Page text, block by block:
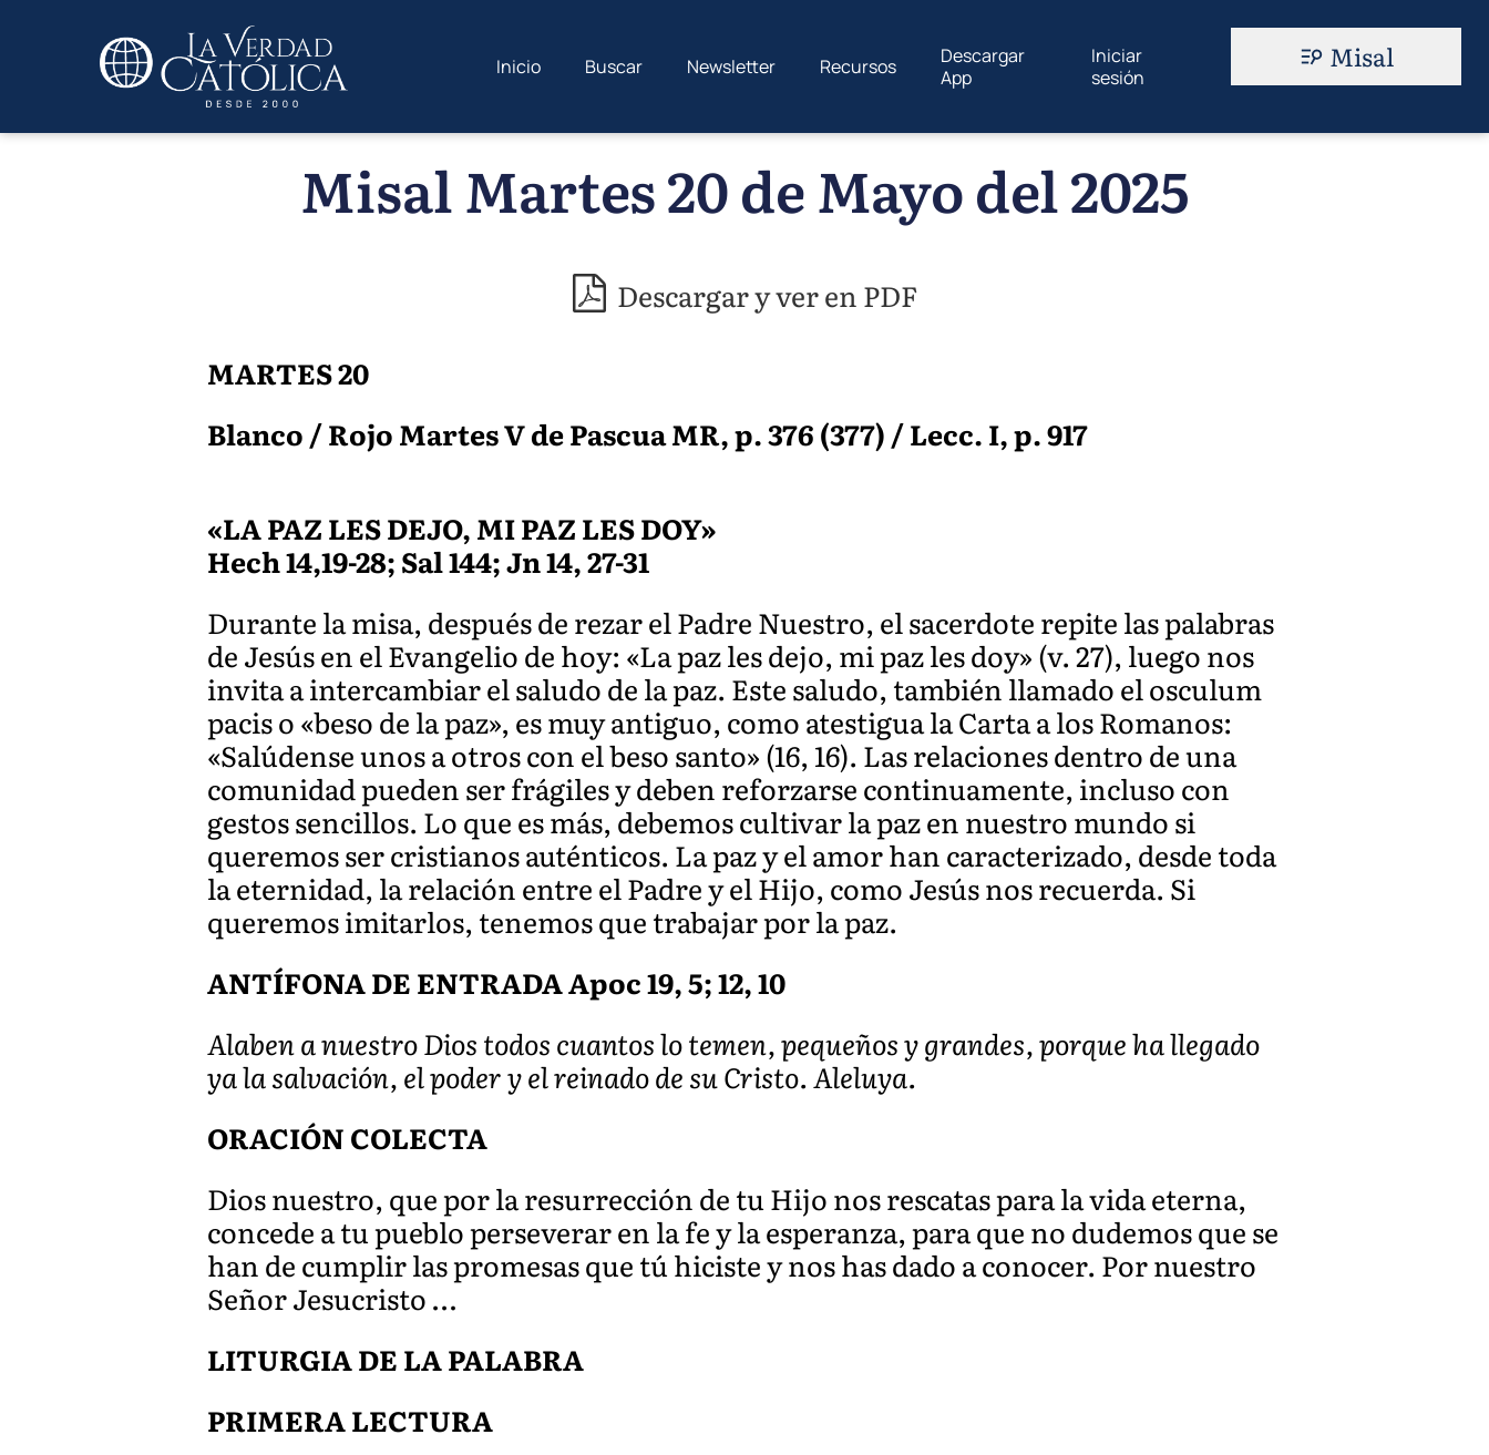
Inicio Buscar Newsletter Recursos
Descargar
App
Iniciar
sesión
Misal
Misal Martes 20 de Mayo del 2025
Descargar y ver en PDF
MARTES 20
Blanco / Rojo Martes V de Pascua MR, p. 376 (377) / Lecc. I, p. 917
«LA PAZ LES DEJO, MI PAZ LES DOY»
Hech 14,19-28; Sal 144; Jn 14, 27-31
Durante la misa, después de rezar el Padre Nuestro, el sacerdote repite las palabras
de Jesús en el Evangelio de hoy: «La paz les dejo, mi paz les doy» (v. 27), luego nos
invita a intercambiar el saludo de la paz. Este saludo, también llamado el osculum
pacis o «beso de la paz», es muy antiguo, como atestigua la Carta a los Romanos:
«Salúdense unos a otros con el beso santo» (16, 16). Las relaciones dentro de una
comunidad pueden ser frágiles y deben reforzarse continuamente, incluso con
gestos sencillos. Lo que es más, debemos cultivar la paz en nuestro mundo si
queremos ser cristianos auténticos. La paz y el amor han caracterizado, desde toda
la eternidad, la relación entre el Padre y el Hijo, como Jesús nos recuerda. Si
queremos imitarlos, tenemos que trabajar por la paz.
ANTÍFONA DE ENTRADA Apoc 19, 5; 12, 10
Alaben a nuestro Dios todos cuantos lo temen, pequeños y grandes, porque ha llegado
ya la salvación, el poder y el reinado de su Cristo. Aleluya.
ORACIÓN COLECTA
Dios nuestro, que por la resurrección de tu Hijo nos rescatas para la vida eterna,
concede a tu pueblo perseverar en la fe y la esperanza, para que no dudemos que se
han de cumplir las promesas que tú hiciste y nos has dado a conocer. Por nuestro
Señor Jesucristo …
LITURGIA DE LA PALABRA
PRIMERA LECTURA